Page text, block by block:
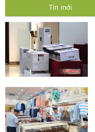
Tin mới